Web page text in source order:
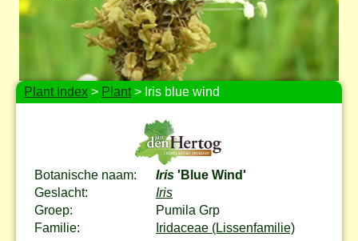
Plant Index > Plant> Iris blue wind
Botanische naam: Iris 'Blue Wind'
Geslacht:
Iris
Groep:
Pumila Grp
Familie:
Iridaceae (Lissenfamilie)